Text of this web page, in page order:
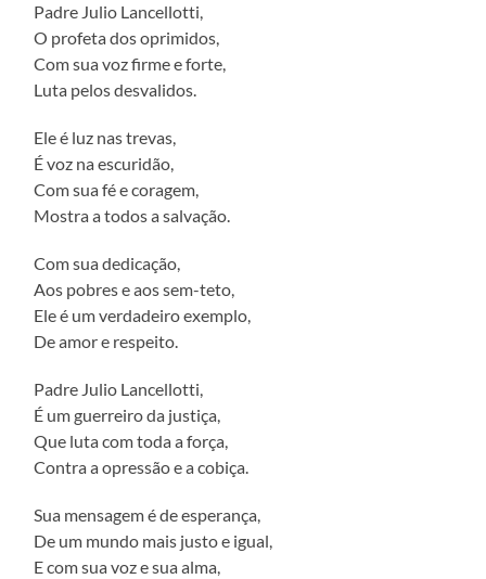
Padre Julio Lancellotti,
O profeta dos oprimidos,
Com sua voz firme e forte,
Luta pelos desvalidos.
Ele é luz nas trevas,
É voz na escuridão,
Com sua fé e coragem,
Mostra a todos a salvação.
Com sua dedicação,
Aos pobres e aos sem-teto,
Ele é um verdadeiro exemplo,
De amor e respeito.
Padre Julio Lancellotti,
É um guerreiro da justiça,
Que luta com toda a força,
Contra a opressão e a cobiça.
Sua mensagem é de esperança,
De um mundo mais justo e igual,
E com sua voz e sua alma,